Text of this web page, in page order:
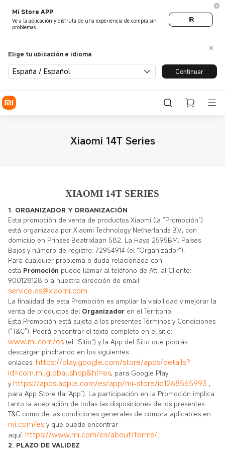
Mi Store APP
Ve a la aplicación y disfruta de una experiencia de compra sin
problemas.
IR
Elige tu ubicación e idioma
España / Español Continuar
Xiaomi 14T Series
XIAOMI 14T SERIES
1. ORGANIZADOR Y ORGANIZACIÓN
Esta promoción de venta de productos Xiaomi (la “Promoción”)
está organizada por Xiaomi Technology Netherlands B.V., con
domicilio en Prinses Beatrixlaan 582, La Haya 2595BM, Países
Bajos y número de registro: 72954914 (el "Organizador").
Para cualquier problema o duda relacionada con
esta Promoción puede llamar al teléfono de Att. al Cliente:
900128128 o a nuestra dirección de email:
service.es@xiaomi.com.
La finalidad de esta Promoción es ampliar la visibilidad y mejorar la
venta de productos del Organizador en el Territorio.
Esta Promoción está sujeta a los presentes Términos y Condiciones
(“T&C”). Podrá encontrar el texto completo en el sitio:
www.mi.com/es (el "Sitio") y la App del Sitio que podrás
descargar pinchando en los siguientes
enlaces: https://play.google.com/store/apps/details?
id=com.mi.global.shop&hl=es, para Google Play
y https://apps.apple.com/es/app/mi-store/id1268565993 ,
para App Store (la “App”). La participación en la Promoción implica
tanto la aceptación de todas las disposiciones de los presentes
T&C como de las condiciones generales de compra aplicables en
mi.com/es y que puede encontrar
aquí: https://www.mi.com/es/about/terms/.
2. PLAZO DE VALIDEZ